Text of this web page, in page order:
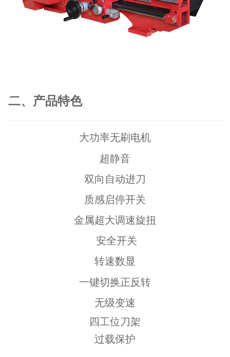
二、产品特色
大功率无刷电机
超静音
双向自动进刀
质感启停开关
金属超大调速旋扭
安全开关
转速数显
一键切换正反转
无级变速
四工位刀架
过载保护